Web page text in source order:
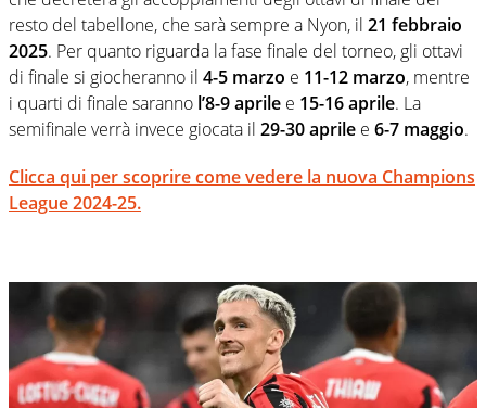
resto del tabellone, che sarà sempre a Nyon, il 21 febbraio
2025. Per quanto riguarda la fase finale del torneo, gli ottavi
di finale si giocheranno il 4-5 marzo e 11-12 marzo, mentre
i quarti di finale saranno l’8-9 aprile e 15-16 aprile. La
semifinale verrà invece giocata il 29-30 aprile e 6-7 maggio.
Clicca qui per scoprire come vedere la nuova Champions
League 2024-25.